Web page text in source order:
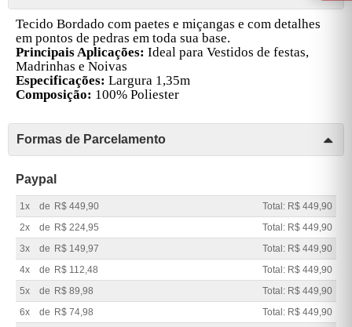
Tecido Bordado com paetes e miçangas e com detalhes
em pontos de pedras em toda sua base.
Principais Aplicações: Ideal para Vestidos de festas,
Madrinhas e Noivas
Especificações: Largura 1,35m
Composição: 100% Poliester
Formas de Parcelamento
Paypal
1x de R$ 449,90
Total: R$ 449,90
2x
de R$ 224,95
Total: R$ 449,90
3x
de R$ 149,97
Total: R$ 449,90
4x
de R$ 112,48
Total: R$ 449,90
5x
de R$ 89,98
Total: R$ 449,90
6x
de R$ 74,98
Total: R$ 449,90